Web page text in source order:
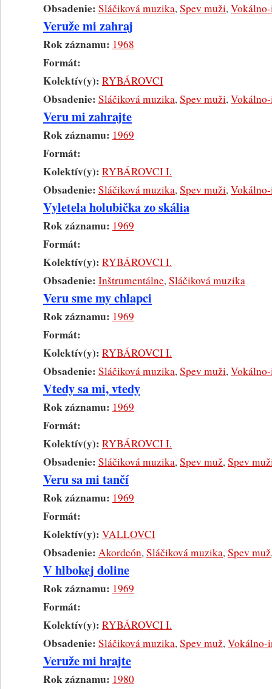
Obsadenie: Sláčiková muzika,Spev muži,
Veruže mi zahraj
Rok záznamu: 1968
Formát:
Kolektív(y): RYBÁROVCI
Obsadenie: Sláčiková muzika,Spev muži,
Veru mi zahrajte
Rok záznamu: 1969
Formát:
Kolektív(y): RYBÁROVCI I.
Obsadenie: Sláčiková muzika,Spev muži,
Vyletela holubička zo skália
Rok záznamu: 1969
Formát:
Kolektív(y): RYBÁROVCI I.
Obsadenie: Inštrumentálne,Sláčiková muzika
Veru sme my chlapci
Rok záznamu: 1969
Formát:
Kolektív(y): RYBÁROVCI I.
Obsadenie: Sláčiková muzika,Spev muži,
Vtedy sa mi, vtedy
Rok záznamu: 1969
Formát:
Kolektív(y): RYBÁROVCI I.
Obsadenie: Sláčiková muzika,Spev muž,Spev
Veru sa mi tančí
Rok záznamu: 1969
Formát:
Kolektív(y): VALLOVCI
Obsadenie: Akordeón,Sláčiková muzika,Spev muž
V hlbokej doline
Rok záznamu: 1969
Formát:
Kolektív(y): RYBÁROVCI I.
Obsadenie: Sláčiková muzika,Spev muž,Vokálno-
Veruže mi hrajte
Rok záznamu: 1980